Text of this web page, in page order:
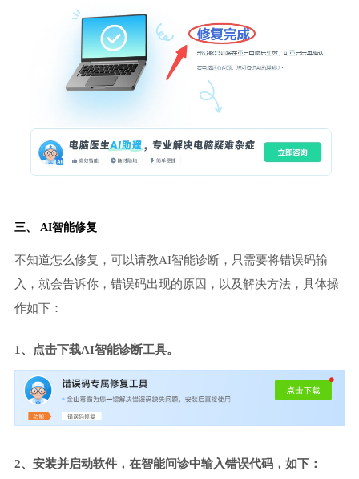
三、 AI智能修复
不知道怎么修复，可以请教AI智能诊断，只需要将错误码输
入，就会告诉你，错误码出现的原因，以及解决方法，具体操
作如下：
1、点击下载AI智能诊断工具。
2、安装并启动软件，在智能问诊中输入错误代码，如下：